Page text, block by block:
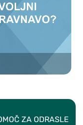
ZA ODRASLE